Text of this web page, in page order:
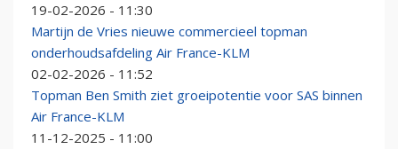
19-02-2026 - 11:30
Martijn de Vries nieuwe commercieel topman
onderhoudsafdeling Air France-KLM
02-02-2026 - 11:52
Topman Ben Smith ziet groeipotentie voor SAS binnen
Air France-KLM
11-12-2025 - 11:00